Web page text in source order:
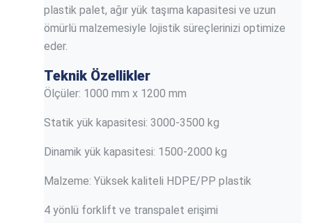
plastik palet, ağır yük taşıma kapasitesi ve uzun
ömürlü malzemesiyle lojistik süreçlerinizi optimize
eder.
Teknik Özellikler
Ölçüler: 1000 mm x 1200 mm
Statik yük kapasitesi: 3000-3500 kg
Dinamik yük kapasitesi: 1500-2000 kg
Malzeme: Yüksek kaliteli HDPE/PP plastik
4 yönlü forklift ve transpalet erişimi